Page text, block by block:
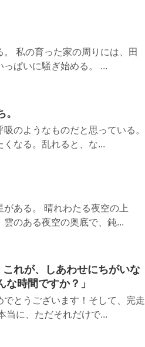
私の育った家の周りには、田
ぱいに騒ぎ始める。 ...
のようなものだと思っている。
なる。乱れると、な...
ある。 晴れわたる夜空の上
のある夜空の奥底で、鈍...
これが、しあわせにちがいな
時間ですか？」
とうございます！そして、完走
当に、ただそれだけで...